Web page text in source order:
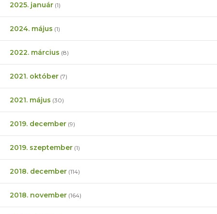
2025. január (1)
2024. május (1)
2022. március (8)
2021. október (7)
2021. május (30)
2019. december (9)
2019. szeptember (1)
2018. december (114)
2018. november (164)